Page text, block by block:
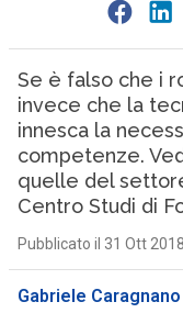
Se è falso che i
invece che la
innesca la
competenze.
quelle del
Centro Studi di
Pubblicato il 31 Ott 2018
Gabriele Caragnano